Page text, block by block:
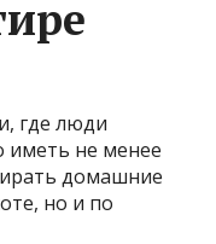
где люди
иметь не менее
домашние
но и по